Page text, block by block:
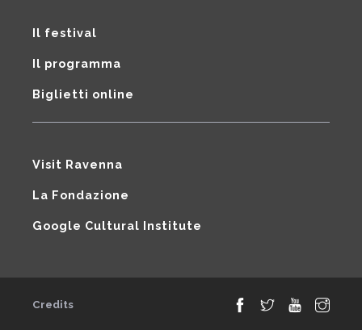
Il festival
Il programma
Biglietti online
Visit Ravenna
La Fondazione
Google Cultural Institute
Credits